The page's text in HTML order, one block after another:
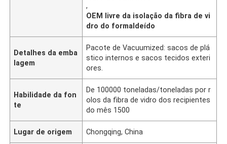
,
OEM livre da isolação da fibra de vi
dro do formaldeído
Detalhes da emba
lagem
Pacote de Vacuumized: sacos de plá
stico internos e sacos tecidos exteri
ores.
Habilidade da fon
te
De 100000 toneladas/toneladas por r
olos da fibra de vidro dos recipientes
do mês 1500
Lugar de origem Chongqing, China